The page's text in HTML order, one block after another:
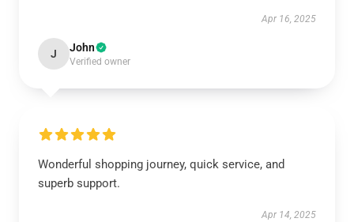
Apr 16, 2025
J John
Verified owner
Wonderful shopping journey, quick service, and
superb support.
Apr 14, 2025